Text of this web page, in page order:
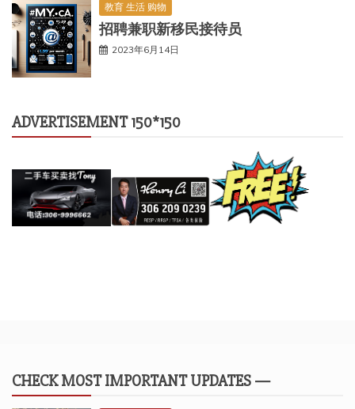
教育 生活 购物
招聘兼职新移民接待员
2023年6月14日
ADVERTISEMENT 150*150
CHECK MOST IMPORTANT UPDATES —